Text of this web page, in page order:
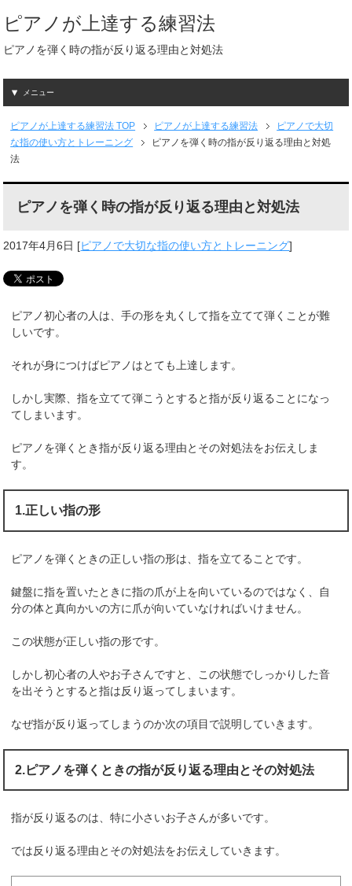
ピアノが上達する練習法
ピアノを弾く時の指が反り返る理由と対処法
メニュー
ピアノが上達する練習法 TOP ピアノが上達する練習法
ピアノで大切
な指の使い方とトレーニング
ピアノを弾く時の指が反り返る理由と対処
法
ピアノを弾く時の指が反り返る理由と対処法
2017年4月6日 [ピアノで大切な指の使い方とトレーニング]
ピアノ初心者の人は、手の形を丸くして指を立てて弾くことが難
しいです。
それが身につけばピアノはとても上達します。
しかし実際、指を立てて弾こうとすると指が反り返ることになっ
てしまいます。
ピアノを弾くとき指が反り返る理由とその対処法をお伝えしま
す。
1.正しい指の形
ピアノを弾くときの正しい指の形は、指を立てることです。
鍵盤に指を置いたときに指の爪が上を向いているのではなく、自
分の体と真向かいの方に爪が向いていなければいけません。
この状態が正しい指の形です。
しかし初心者の人やお子さんですと、この状態でしっかりした音
を出そうとすると指は反り返ってしまいます。
なぜ指が反り返ってしまうのか次の項目で説明していきます。
2.ピアノを弾くときの指が反り返る理由とその対処法
指が反り返るのは、特に小さいお子さんが多いです。
では反り返る理由とその対処法をお伝えしていきます。